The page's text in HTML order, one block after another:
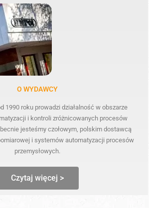
O WYDAWCY
1990 roku prowadzi działalność w obszarze
i kontroli zróżnicowanych procesów
jesteśmy czołowym, polskim dostawcą
i systemów automatyzacji procesów
przemysłowych.
Czytaj więcej >